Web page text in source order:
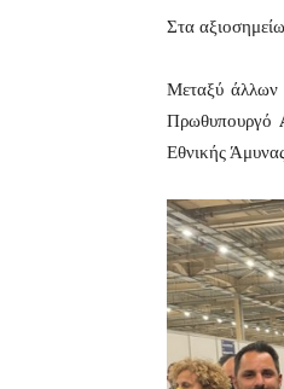
Στα
Μεταξύ άλλων
Πρωθυπουργό
Εθνικής